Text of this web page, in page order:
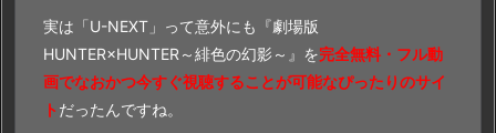
実は「U-NEXT」って意外にも『劇場版
HUNTER×HUNTER～緋色の幻影～』を完全無料・フル動
画でなおかつ今すぐ視聴することが可能なぴったりのサイ
ト だったんですね。